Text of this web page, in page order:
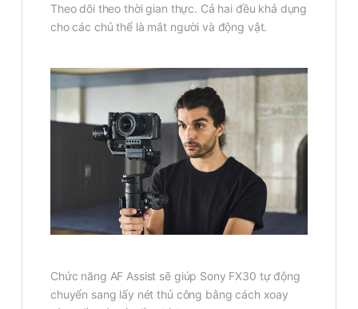
Theo dõi theo thời gian thực. Cả hai đều khả dụng
cho các chủ thể là mắt người và động vật.
Chức năng AF Assist sẽ giúp Sony FX30 tự động
chuyển sang lấy nét thủ công bằng cách xoay